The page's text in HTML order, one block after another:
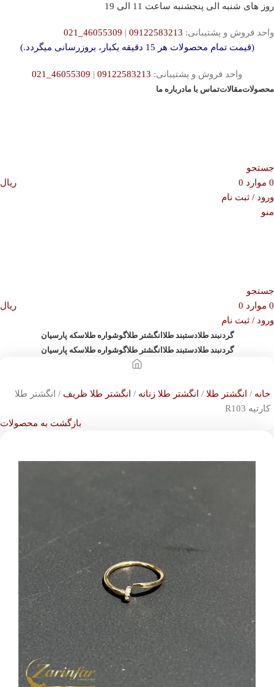
روز های شنبه الی پنجشنبه ساعت 11 الی 19
واحد فروش و پشتیبانی: 09122583213
|
46055309_021
(قیمت تمام محصولات هر 15 دقیقه یکبار، بروزرسانی میگردد.)
واحد فروش و پشتیبانی: 09122583213
|
46055309_021
محصولاتمقالاتتماس با مادرباره ما
جستجو
0 موارد 0
ریال
ورود / ثبت نام
منو
جستجو
0 موارد 0
ریال
ورود / ثبت نام
گردنبند طلادستبند طلا انگشتر طلاگوشواره طلاسکه پارسیان
گردنبند طلادستبند طلا انگشتر طلاگوشواره طلاسکه پارسیان
خانه انگشتر طلا انگشتر طلا زنانه انگشتر طلا ظریف
انگشتر طلا
کارتیه R103
بازگشت به محصولات